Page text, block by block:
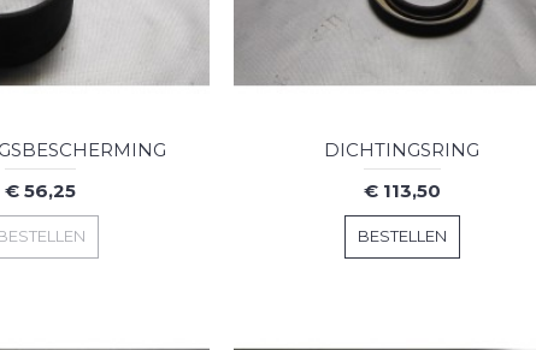
€ 56,25
DICHTINGSRING
€ 113,50
BESTELLEN